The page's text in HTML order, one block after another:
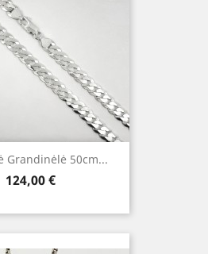
Grandinėlė 50cm...
Kaina
124,00 €